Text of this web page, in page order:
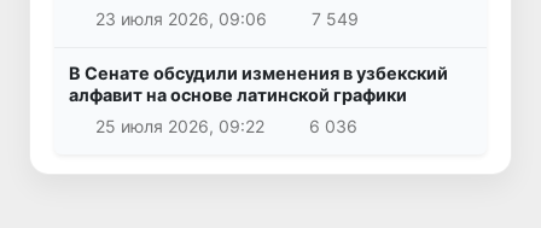
23 июля 2026, 09:06
7 549
В Сенате обсудили изменения в узбекский
алфавит на основе латинской графики
25 июля 2026, 09:22
6 036